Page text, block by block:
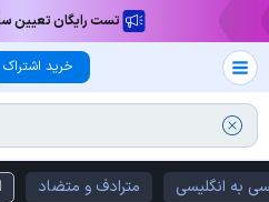
تست رایگان تعیین
خرید اشتراک
به انگلیسی مترادف و متضاد